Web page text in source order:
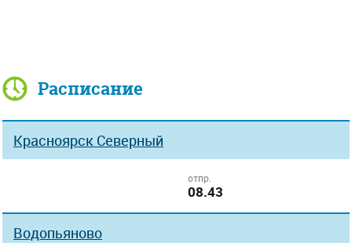
Расписание
Красноярск Северный
отпр.
08.43
Водопьяново